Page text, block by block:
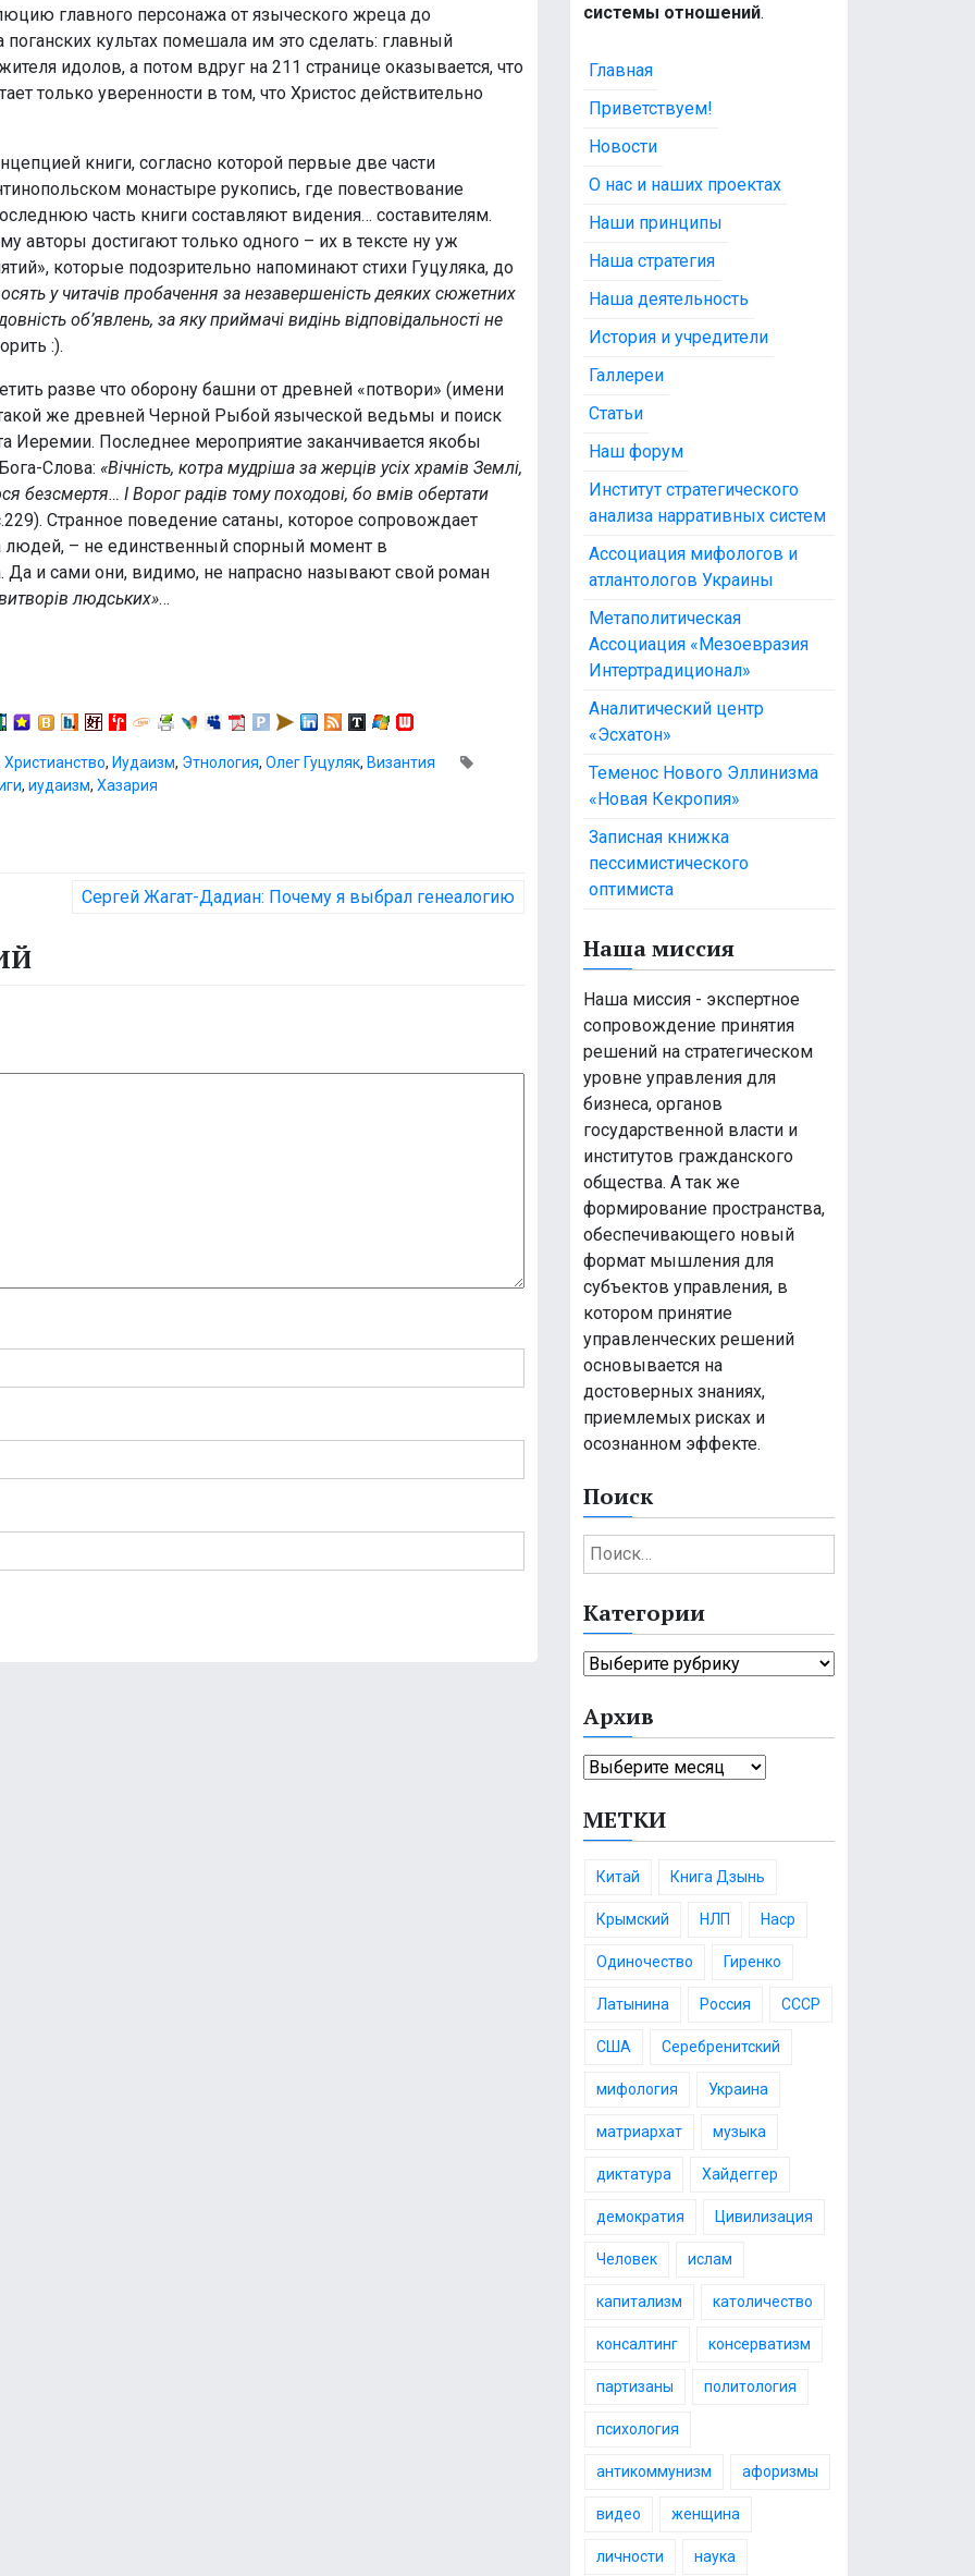
главного персонажа от языческого жреца до
поганских культах помешала им это сделать: главный
идолов, а потом вдруг на 211 странице оказывается, что
только уверенности в том, что Христос действительно
книги, согласно которой первые две части
монастыре рукопись, где повествование
часть книги составляют видения… составителям.
авторы достигают только одного – их в тексте ну уж
которые подозрительно напоминают стихи Гуцуляка, до
у читачів пробачення за незавершеність деяких сюжетних
об’явлень, за яку приймачі видінь відповідальності не
:).
разве что оборону башни от древней «потвори» (имени
же древней Черной Рыбой языческой ведьмы и поиск
Иеремии. Последнее мероприятие заканчивается якобы
Слова: «Вічність, котра мудріша за жерців усіх храмів Землі,
безсмертя… І Ворог радів тому походові, бо вмів обертати
Странное поведение сатаны, которое сопровождает
людей, – не единственный спорный момент в
Да и сами они, видимо, не напрасно называют свой роман
людських»…
Христианство, Иудаизм, Этнология, Олег Гуцуляк, Византия
, иудаизм, Хазария
Сергей Жагат-Дадиан: Почему я выбрал генеалогию
системы отношений.
Главная
Приветствуем!
Новости
О нас и наших проектах
Наши принципы
Наша стратегия
Наша деятельность
История и учредители
Галлереи
Статьи
Наш форум
Институт стратегического
анализа нарративных систем
Ассоциация мифологов и
атлантологов Украины
Метаполитическая
Ассоциация «Мезоевразия
Интертрадиционал»
Аналитический центр
«Эсхатон»
Теменос Нового Эллинизма
«Новая Кекропия»
Записная книжка
пессимистического
оптимиста
Наша миссия
Наша миссия - экспертное
сопровождение принятия
решений на стратегическом
уровне управления для
бизнеса, органов
государственной власти и
институтов гражданского
общества. А так же
формирование пространства,
обеспечивающего новый
формат мышления для
субъектов управления, в
котором принятие
управленческих решений
основывается на
достоверных знаниях,
приемлемых рисках и
осознанном эффекте.
Поиск
Н
а
т
и
:
Категории
К
т
е
р
и
Архив
А
х
и
МЕТКИ
Китай Книга Дзынь
Крымский НЛП Наср
Одиночество Гиренко
Латынина Россия СССР
США Серебренитский
мифология Украина
матриархат музыка
диктатура Хайдеггер
демократия Цивилизация
Человек ислам
капитализм католичество
консалтинг консерватизм
партизаны политология
психология
антикоммунизм афоризмы
видео женщина
личности наука